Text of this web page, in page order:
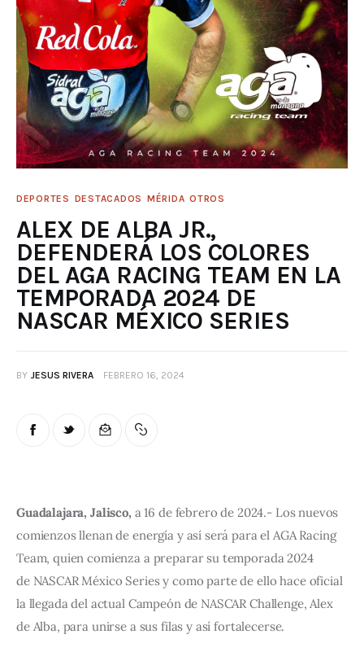
DEPORTES DESTACADOS MÉRIDA OTROS
ALEX DE ALBA JR.,
DEFENDERÁ LOS COLORES
DEL AGA RACING TEAM EN LA
TEMPORADA 2024 DE
NASCAR MÉXICO SERIES
BY JESUS RIVERA FEBRERO 16, 2024
Guadalajara, Jalisco, a 16 de febrero de 2024.- Los nuevos
comienzos llenan de energía y así será para el AGA Racing
Team, quien comienza a preparar su temporada 2024
de NASCAR México Series y como parte de ello hace oficial
la llegada del actual Campeón de NASCAR Challenge, Alex
de Alba, para unirse a sus filas y así fortalecerse.